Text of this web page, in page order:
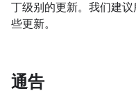
丁级别的更新。我们建
些更新。
通告